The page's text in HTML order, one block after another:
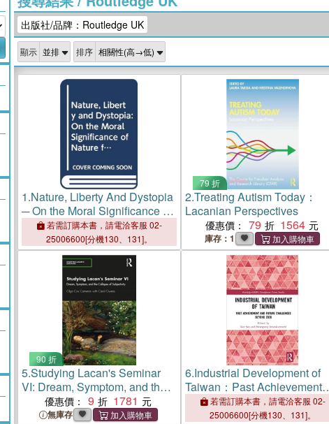
出版社/品牌：Routledge UK
顯示 排序
1.Nature, Liberty And Dystopia
─ On the Moral Significance of
Nature for Human Freedom
若需訂購本書，請電洽客服 02-
25006600[分機130、131]。
79 折
2.Treating Autism Today：
Lacanian Perspectives
優惠價： 79 1564
庫存：1
90 折
5.Studying Lacan's Seminar
VI: Dream, Symptom, and the
Collapse of Subjectivity
優惠價： 9 1781
無庫存
6.Industrial Development of
Taiwan：Past Achievement
and Future Challenges
2020
若需訂購本書，請電洽客服 02-
25006600[分機130、131]。